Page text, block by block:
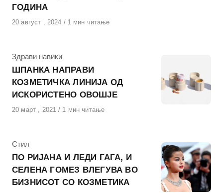
ГОДИНА
Објавено
20 август , 2024 1 мин читање
КАтегорија
Здрави навики
ШПАНКА НАПРАВИ
КОЗМЕТИЧКА ЛИНИЈА ОД
ИСКОРИСТЕНО ОВОШЈЕ
Објавено
20 март , 2021 1 мин читање
КАтегорија
Стил
ПО РИЈАНА И ЛЕДИ ГАГА, И
СЕЛЕНА ГОМЕЗ ВЛЕГУВА ВО
БИЗНИСОТ СО КОЗМЕТИКА